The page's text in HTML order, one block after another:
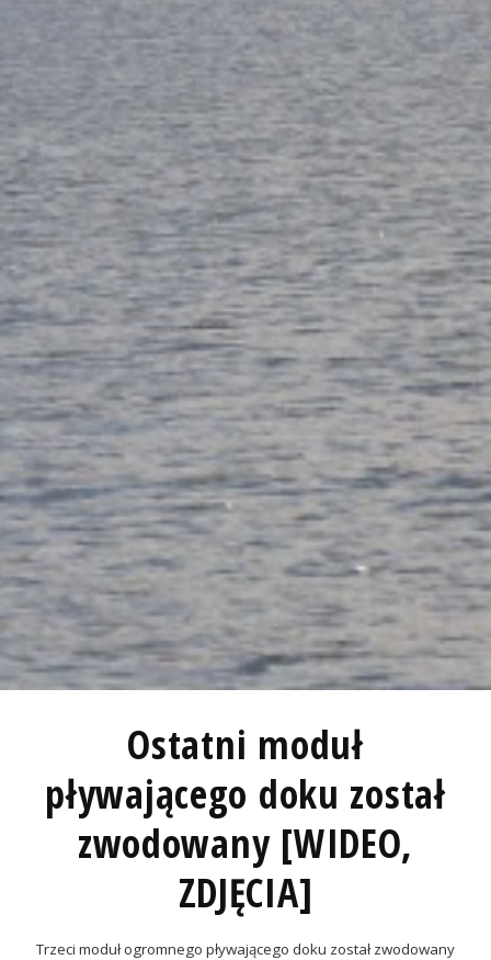
Ostatni moduł
pływającego doku został
zwodowany [WIDEO,
ZDJĘCIA]
Trzeci moduł ogromnego pływającego doku został zwodowany